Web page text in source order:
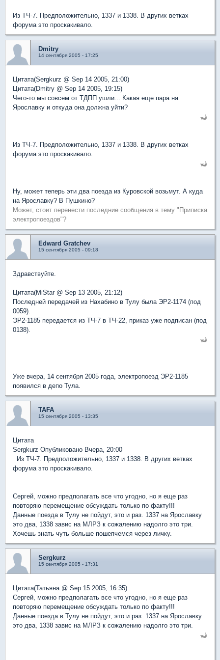
Из ТЧ-7. Предположительно, 1337 и 1338. В других ветках
форума это проскакивало.
Dmitry
14 сентября 2005 - 17:25
Цитата(Sergkurz @ Sep 14 2005, 21:00)
Цитата(Dmitry @ Sep 14 2005, 19:15)
Чего-то мы совсем от ТДПП ушли... Какая еще пара на
Ярославку и откуда она должна уйти?
Из ТЧ-7. Предположительно, 1337 и 1338. В других ветках
форума это проскакивало.
Ну, может теперь эти два поезда из Куровской возьмут. А куда
на Ярославку? В Пушкино?
Может, стоит перенести последние сообщения в тему "Приписка
электропоездов"?
Edward Gratchev
15 сентября 2005 - 09:18
Здравствуйте.
Цитата(MiStar @ Sep 13 2005, 21:12)
Последней передачей из Нахабино в Тулу была ЭР2-1174 (под
0059).
ЭР2-1185 передается из ТЧ-7 в ТЧ-22, приказ уже подписан (под
0138).
Уже вчера, 14 сентября 2005 года, электропоезд ЭР2-1185
появился в депо Тула.
TAFA
15 сентября 2005 - 13:35
Цитата
Sergkurz Опубликовано Вчера, 20:00
Из ТЧ-7. Предположительно, 1337 и 1338. В других ветках
форума это проскакивало.
Сергей, можно предполагать все что угодно, но я еще раз
повторяю перемещение обсуждать только по факту!!!
Данные поезда в Тулу не пойдут, это и раз. 1337 на Ярославку
это два, 1338 завис на МЛРЗ к сожалению надолго это три.
Хочешь знать чуть больше пошепчемся через личку.
Sergkurz
15 сентября 2005 - 17:31
Цитата(Татьяна @ Sep 15 2005, 16:35)
Сергей, можно предполагать все что угодно, но я еще раз
повторяю перемещение обсуждать только по факту!!!
Данные поезда в Тулу не пойдут, это и раз. 1337 на Ярославку
это два, 1338 завис на МЛРЗ к сожалению надолго это три.